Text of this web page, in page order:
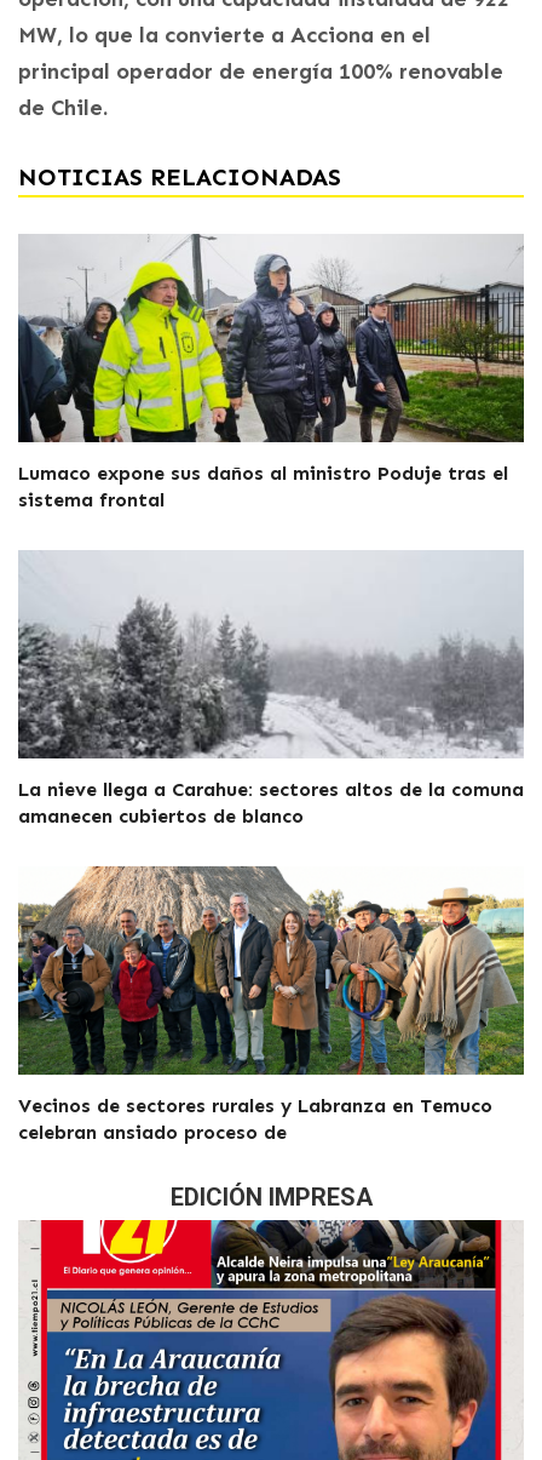
MW, lo que la convierte a Acciona en el
principal operador de energía 100% renovable
de Chile.
NOTICIAS RELACIONADAS
Lumaco expone sus daños al ministro Poduje tras el
sistema frontal
La nieve llega a Carahue: sectores altos de la comuna
amanecen cubiertos de blanco
Vecinos de sectores rurales y Labranza en Temuco
celebran ansiado proceso de
EDICIÓN IMPRESA